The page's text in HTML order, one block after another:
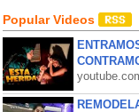
Popular Videos